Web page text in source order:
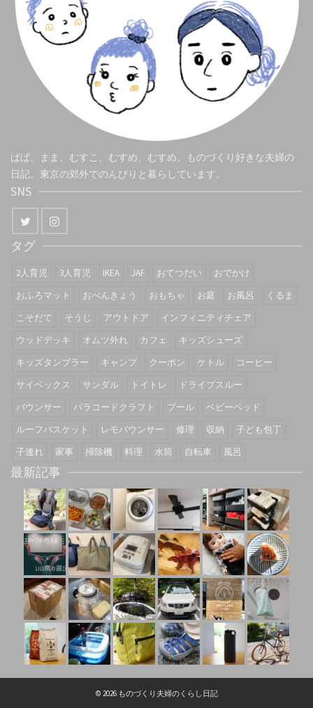
ぱぱ、まま、むすこ、むすめ、むすめ。ものづくり好きな夫婦の
日記。東京の郊外でのんびりと暮らしています。
SNS
タグ
2人育児 3人育児 IKEA JAF おてつだい
おでかけ
おふろマット
おべんきょう おもちゃ お庭 お風呂
くるま
こそだて
そうじ アウトドア
インフィニティチェア
ウッドデッキ
オムツ外れ カフェ
キッズシューズ
キッズタンブラー
キャンプ クーポン ケトル
コーヒー
サイベックス
サンダル トイトレ
ドライブスルー
バウンサー
パラコードクラフト プール
ベビーベッド
ルーフバスケット
レモバウンサー 修理 収納
子ども包丁
子連れ
家事 掃除機 料理 水筒 自転車 風呂
最新記事
© 2026 ものづくり夫婦のくらし日記